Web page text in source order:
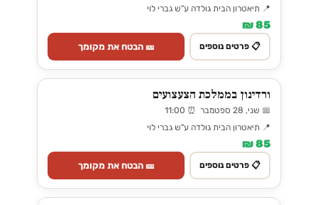
📍 תיאטרון הבית גולדה ע"ש גברי לוי
85 ₪
📋 פרטים נוספים 🎫 הבטח את מקומך
ורדינון בממלכת הצעצועים
📅 שני, 28 ספטמבר ⏰ 11:00
📍 תיאטרון הבית גולדה ע"ש גברי לוי
85 ₪
📋 פרטים נוספים 🎫 הבטח את מקומך